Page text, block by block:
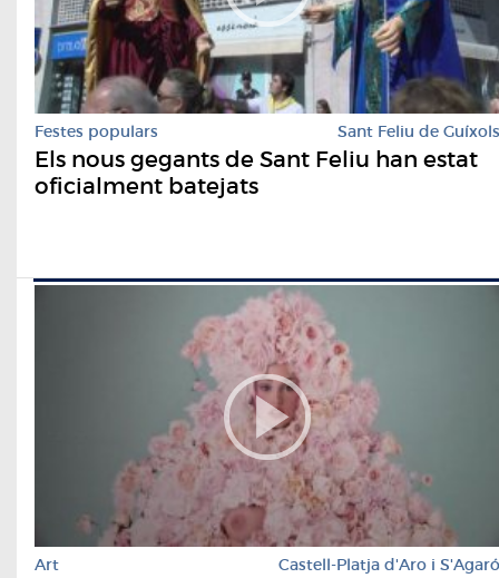
Festes populars Sant Feliu de Guíxols
Els nous gegants de Sant Feliu han estat
oficialment batejats
Art Castell-Platja d'Aro i S'Agaró